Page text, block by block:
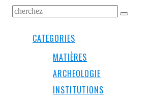
CATEGORIES
MATIÈRES
ARCHEOLOGIE
INSTITUTIONS